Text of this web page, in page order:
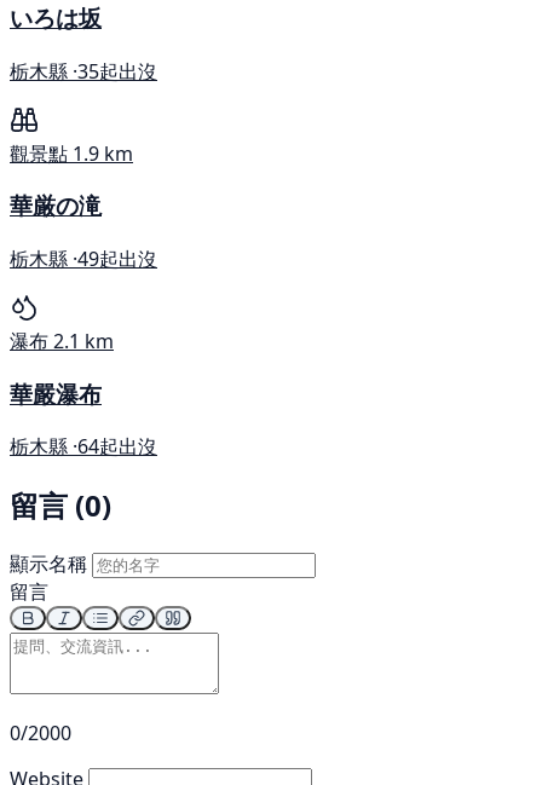
いろは坂
栃木縣 ·35起出沒
觀景點 1.9 km
華厳の滝
栃木縣 ·49起出沒
瀑布2.1 km
華嚴瀑布
栃木縣 ·64起出沒
留言 (0)
顯示名稱
留言
0/2000
Website